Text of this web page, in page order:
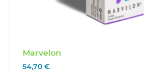
Marvelon
54,70 €